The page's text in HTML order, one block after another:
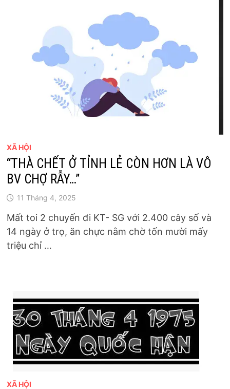
XÃ HỘI
“THÀ CHẾT Ở TỈNH LẺ CÒN HƠN LÀ VÔ
BV CHỢ RẪY…”
11 Tháng 4, 2025
Mất toi 2 chuyến đi KT- SG với 2.400 cây số và
14 ngày ở trọ, ăn chực nằm chờ tốn mười mấy
triệu chỉ …
XÃ HỘI